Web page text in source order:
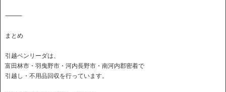
⸻
まとめ
引越ベンリーダは、
富田林市・羽曳野市・河内長野市・南河内郡密着で
引越し・不用品回収を行っています。